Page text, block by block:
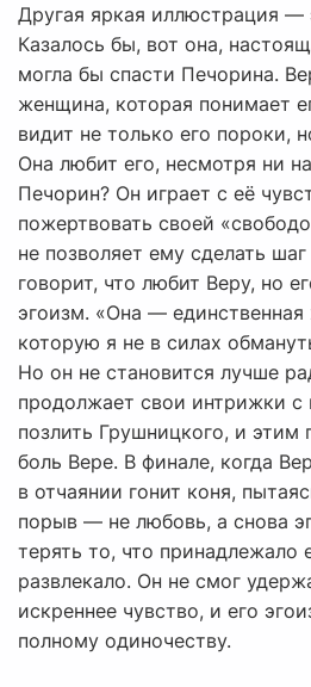
Другая яркая иллюстрация —
Казалось бы, вот она,
могла бы спасти Печорина.
женщина, которая понимает
видит не только его пороки,
Она любит его, несмотря ни
Печорин? Он играет с её
пожертвовать своей
не позволяет ему сделать
говорит, что любит Веру, но
эгоизм. «Она —
которую я не в силах
Но он не становится лучше
продолжает свои интрижки
позлить Грушницкого, и
боль Вере. В финале, когда
в отчаянии гонит коня,
порыв — не любовь, а снова
терять то, что принадлежало
развлекало. Он не смог
искреннее чувство, и его
полному одиночеству.